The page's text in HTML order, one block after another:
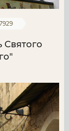
Святого